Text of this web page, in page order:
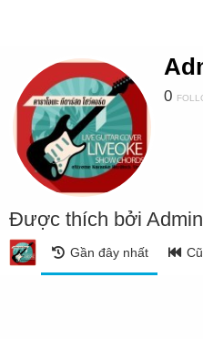
0
Được thích bởi
Gần đây nhất